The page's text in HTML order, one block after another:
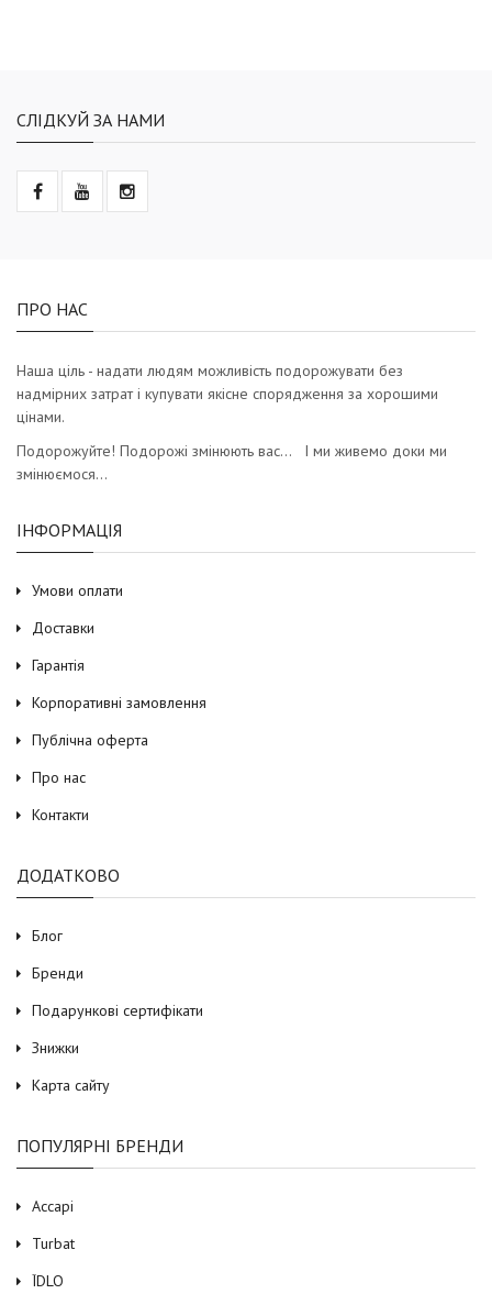
СЛІДКУЙ ЗА НАМИ
ПРО НАС
Наша ціль - надати людям можливість подорожувати без
надмірних затрат і купувати якісне спорядження за хорошими
цінами.
Подорожуйте! Подорожі змінюють вас… І ми живемо доки ми
змінюємося…
ІНФОРМАЦІЯ
Умови оплати
Доставки
Гарантія
Корпоративні замовлення
Публічна оферта
Про нас
Контакти
ДОДАТКОВО
Блог
Бренди
Подарункові сертифікати
Знижки
Карта сайту
ПОПУЛЯРНІ БРЕНДИ
Accapi
Turbat
ЇDLO